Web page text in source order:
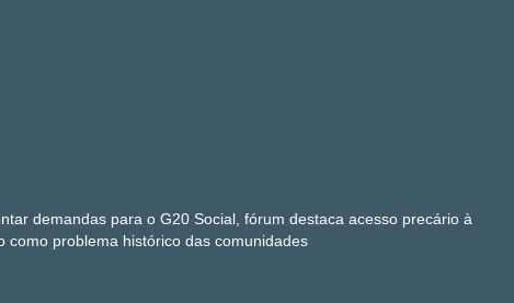
demandas para o G20 Social, fórum destaca acesso precário à
como problema histórico das comunidades